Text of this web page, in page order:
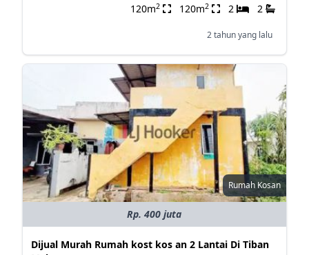
120m2 120m2 2 2
2 tahun yang lalu
Rumah Kosan
Rp. 400 juta
Dijual Murah Rumah kost kos an 2 Lantai Di Tiban